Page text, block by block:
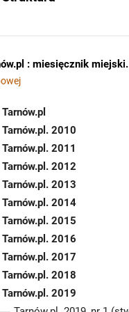
: miesięcznik miejski.
Tarnów.pl
Tarnów.pl. 2010
Tarnów.pl. 2011
Tarnów.pl. 2012
Tarnów.pl. 2013
Tarnów.pl. 2014
Tarnów.pl. 2015
Tarnów.pl. 2016
Tarnów.pl. 2017
Tarnów.pl. 2018
Tarnów.pl. 2019